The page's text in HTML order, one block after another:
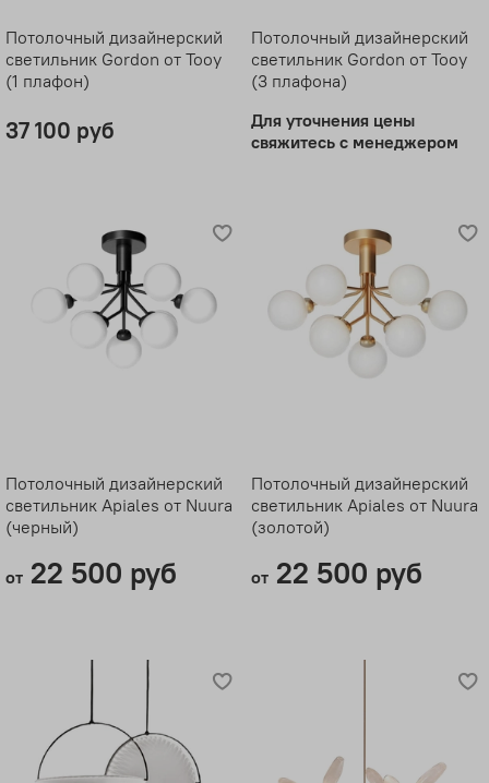
Потолочный дизайнерский
светильник Gordon от Tooy
(1 плафон)
37 100 руб
Потолочный дизайнерский
светильник Gordon от Tooy
(3 плафона)
Для уточнения цены
свяжитесь с менеджером
Потолочный дизайнерский
светильник Apiales от Nuura
(черный)
от22 500 руб
Потолочный дизайнерский
светильник Apiales от Nuura
(золотой)
от22 500 руб